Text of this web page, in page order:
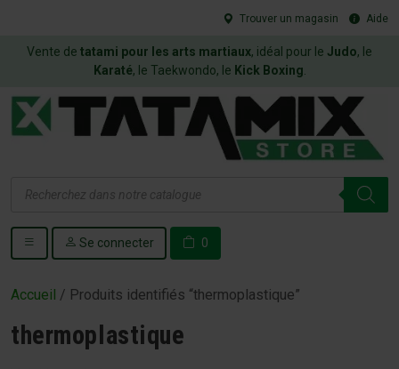
Trouver un magasin Aide
Vente de tatami pour les arts martiaux, idéal pour le Judo, le
Karaté, le Taekwondo, le Kick Boxing
de
Se connecter 0
Accueil / Produits identifiés “thermoplastique”
thermoplastique